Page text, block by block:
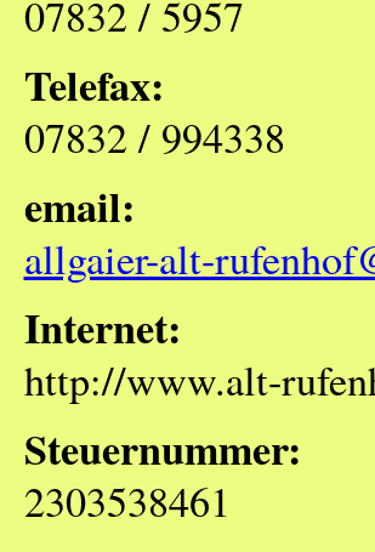
07832 / 5957
Telefax:
07832 / 994338
email:
allgaier-alt-
Internet:
http://www.alt-
Steuernummer:
2303538461